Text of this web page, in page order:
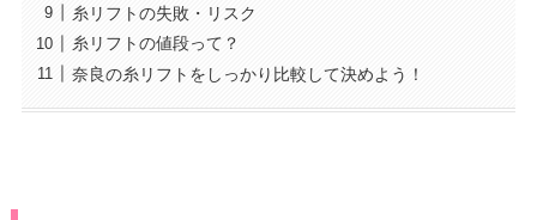
糸リフトの失敗・リスク
糸リフトの値段って？
奈良の糸リフトをしっかり比較して決めよう！